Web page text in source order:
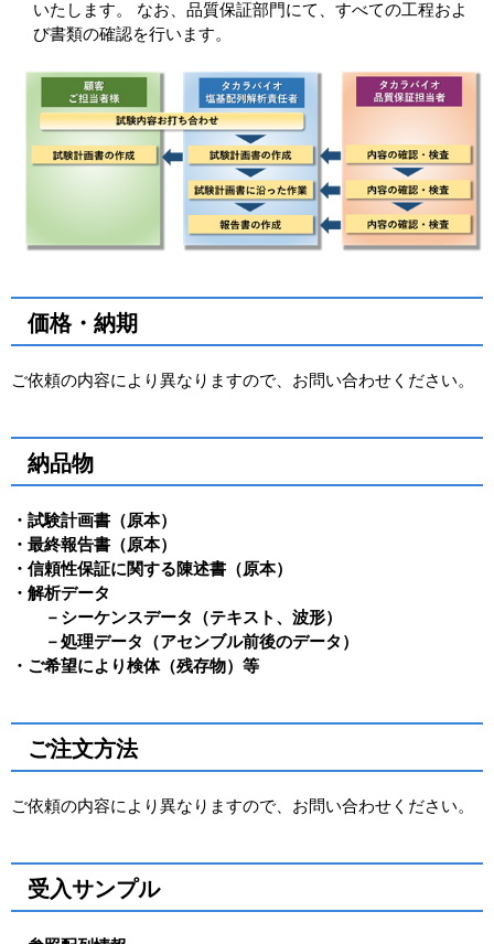
いたします。 なお、品質保証部門にて、すべての工程およ
び書類の確認を行います。
価格・納期
ご依頼の内容により異なりますので、お問い合わせください。
納品物
・試験計画書（原本）
・最終報告書（原本）
・信頼性保証に関する陳述書（原本）
・解析データ
－シーケンスデータ（テキスト、波形）
－処理データ（アセンブル前後のデータ）
・ご希望により検体（残存物）等
ご注文方法
ご依頼の内容により異なりますので、お問い合わせください。
受入サンプル